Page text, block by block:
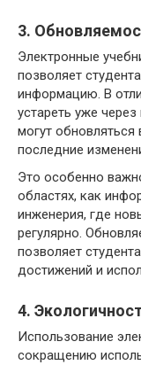
3.
Электронные
позволяет
информацию. В
устареть уже
могут
последние
Это особенно
областях, как
инженерия, где
регулярно.
позволяет
достижений и
4.
Использование
сокращению